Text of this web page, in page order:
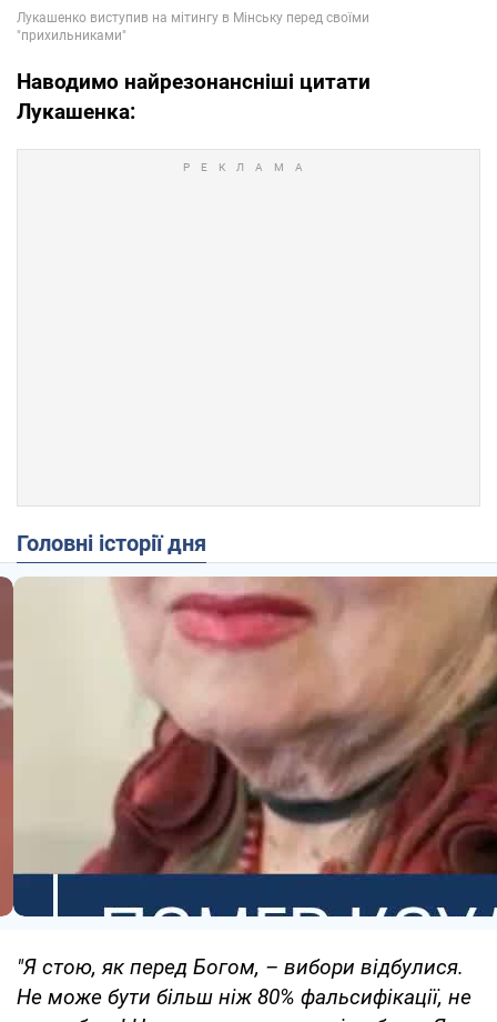
Наводимо найрезонансніші цитати
Лукашенка:
Головні історії дня
"Я стою, як перед Богом, – вибори відбулися.
Не може бути більш ніж 80% фальсифікації, не